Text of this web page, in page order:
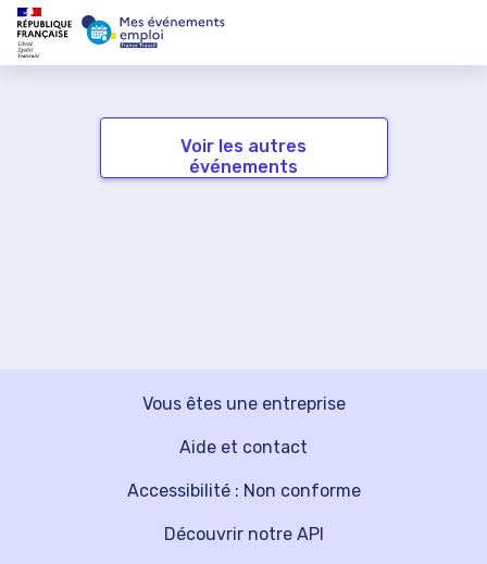
Voir les autres
événements
Vous êtes une entreprise
Découvrir notre API
Aide et contact
Accessibilité : Non conforme